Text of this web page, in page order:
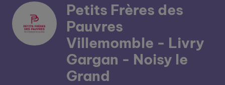
Petits Frères des
Pauvres
Villemomble - Livry
Gargan - Noisy le
Grand